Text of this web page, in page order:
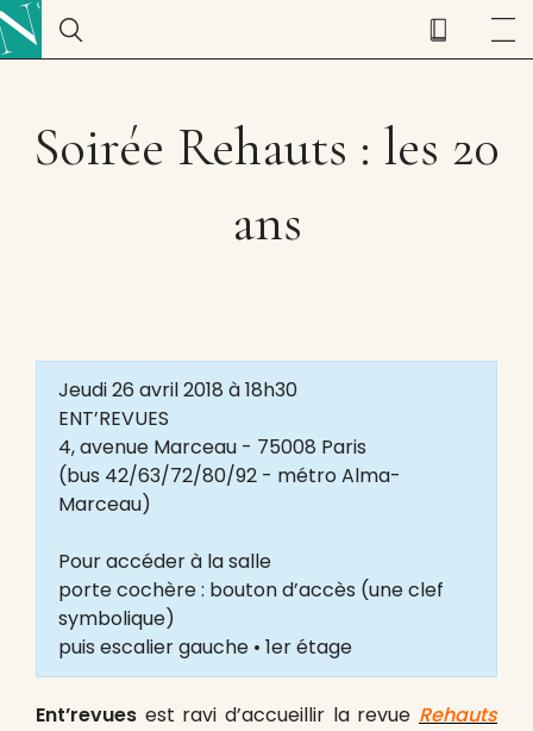
Soirée Rehauts : les 20
ans
Jeudi 26 avril 2018 à 18h30
ENT’REVUES
4, avenue Marceau - 75008 Paris
(bus 42/63/72/80/92 - métro Alma-
Marceau)
Pour accéder à la salle
porte cochère : bouton d’accès (une clef
symbolique)
puis escalier gauche • 1er étage
Ent’revues est ravi d’accueillir la revue Rehauts